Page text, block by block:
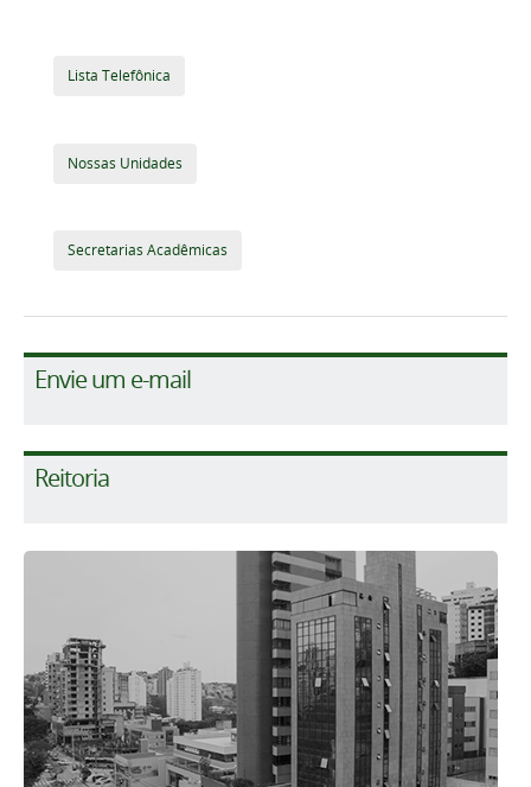
Lista Telefônica
Nossas Unidades
Secretarias Acadêmicas
Envie um e-mail
Reitoria